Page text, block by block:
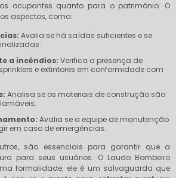
ocupantes quanto para o patrimônio. O
aspectos, como:
Avalia se há saídas suficientes e se
a incêndios: Verifica a presença de
e extintores em conformidade com
Analisa se os materiais de construção são
Avalia se a equipe de manutenção
em caso de emergências.
são essenciais para garantir que a
para seus usuários. O Laudo Bombeiro
formalidade; ele é um salvaguarda que